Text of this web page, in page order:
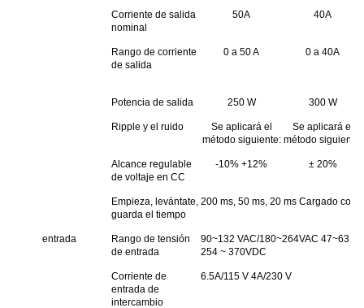
Corriente de salida
nominal
50A 40A
Rango de corriente
de salida
0 a 50 A 0 a 40A
Potencia de salida 250 W 300 W
Ripple y el ruido
Se aplicará el
método siguiente:
Se aplicará el
método siguiente:
Alcance regulable
de voltaje en CC
-10% +12% ± 20%
Empieza, levántate,
guarda el tiempo
200 ms, 50 ms, 20 ms Cargado con
entrada
Rango de tensión
de entrada
90~132 VAC/180~264VAC 47~63
254 ~ 370VDC
Corriente de
entrada de
intercambio
6.5A/115 V 4A/230 V